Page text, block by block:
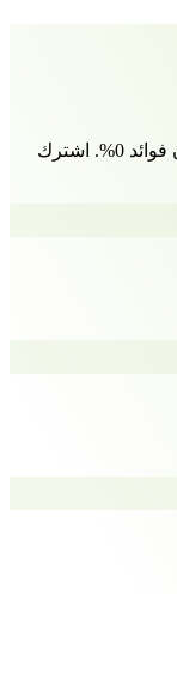
أول اشتراك سيارات متوافق مع الشريعة بدون فوائد 0%. اشترك